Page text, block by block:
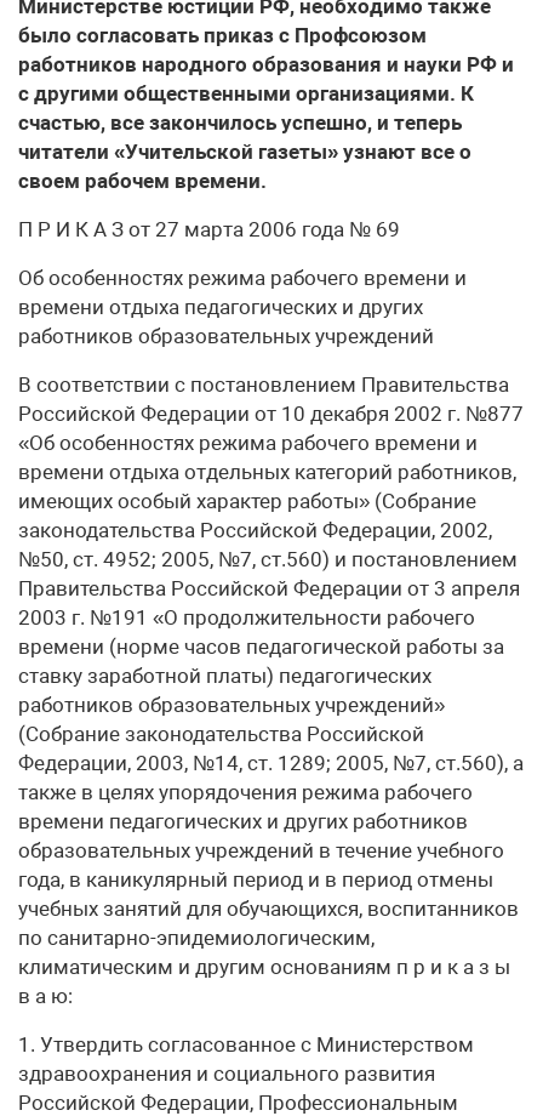
Министерстве юстиции РФ, необходимо также
было согласовать приказ с Профсоюзом
работников народного образования и науки РФ и
с другими общественными организациями. К
счастью, все закончилось успешно, и теперь
читатели «Учительской газеты» узнают все о
своем рабочем времени.
П Р И К А З от 27 марта 2006 года № 69
Об особенностях режима рабочего времени и
времени отдыха педагогических и других
работников образовательных учреждений
В соответствии с постановлением Правительства
Российской Федерации от 10 декабря 2002 г. №877
«Об особенностях режима рабочего времени и
времени отдыха отдельных категорий работников,
имеющих особый характер работы» (Собрание
законодательства Российской Федерации, 2002,
№50, ст. 4952; 2005, №7, ст.560) и постановлением
Правительства Российской Федерации от 3 апреля
2003 г. №191 «О продолжительности рабочего
времени (норме часов педагогической работы за
ставку заработной платы) педагогических
работников образовательных учреждений»
(Собрание законодательства Российской
Федерации, 2003, №14, ст. 1289; 2005, №7, ст.560), а
также в целях упорядочения режима рабочего
времени педагогических и других работников
образовательных учреждений в течение учебного
года, в каникулярный период и в период отмены
учебных занятий для обучающихся, воспитанников
по санитарно-эпидемиологическим,
климатическим и другим основаниям п р и к а з ы
в а ю:
1. Утвердить согласованное с Министерством
здравоохранения и социального развития
Российской Федерации, Профессиональным